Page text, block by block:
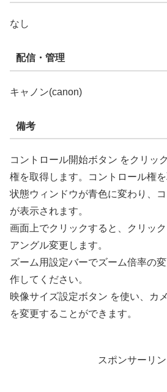
なし
配信・管理
キャノン(canon)
備考
コントロール開始ボタン をクリッ
権を取得します。コントロール権
状態ウィンドウが青色に変わり、
が表示されます。
画面上でクリックすると、クリッ
アングル変更します。
ズーム用設定バーでズーム倍率の
作してください。
映像サイズ設定ボタン を使い、カ
を変更することができます。
スポンサーリン